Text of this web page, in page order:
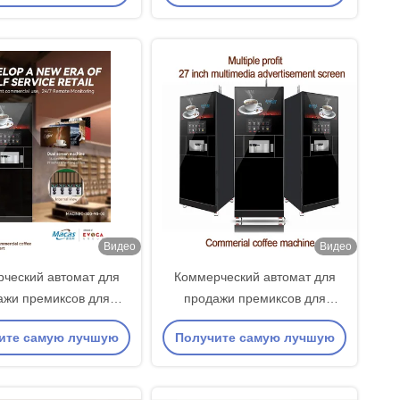
Видео
автомат для
премиксов для
и холодного чая и
кофе
самую лучшую
Видео
Коммерческий автомат для
продажи премиксов для
горячего и холодного чая и
кофе
Получите самую лучшую